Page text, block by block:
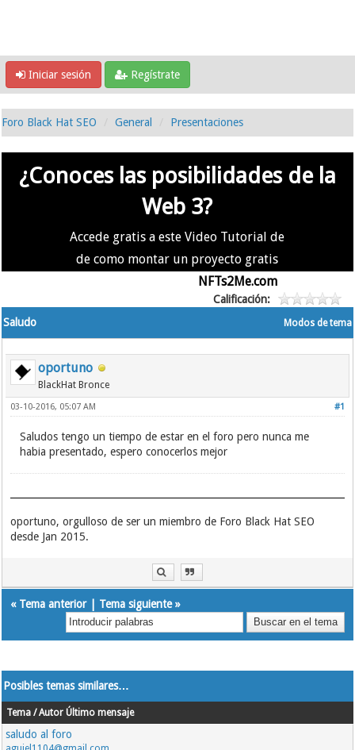
Iniciar sesión Regístrate
Foro Black Hat SEO General Presentaciones
¿Conoces las posibilidades de la
Web 3?
Accede gratis a este Video Tutorial de
de como montar un proyecto gratis
NFTs2Me.com
Calificación:
Modos de tema
Saludo
oportuno
BlackHat Bronce
#1
03-10-2016, 05:07 AM
Saludos tengo un tiempo de estar en el foro pero nunca me
habia presentado, espero conocerlos mejor
oportuno, orgulloso de ser un miembro de Foro Black Hat SEO
desde Jan 2015.
« Tema anterior| Tema siguiente»
Posibles temas similares…
Tema / Autor Último mensaje
saludo al foro